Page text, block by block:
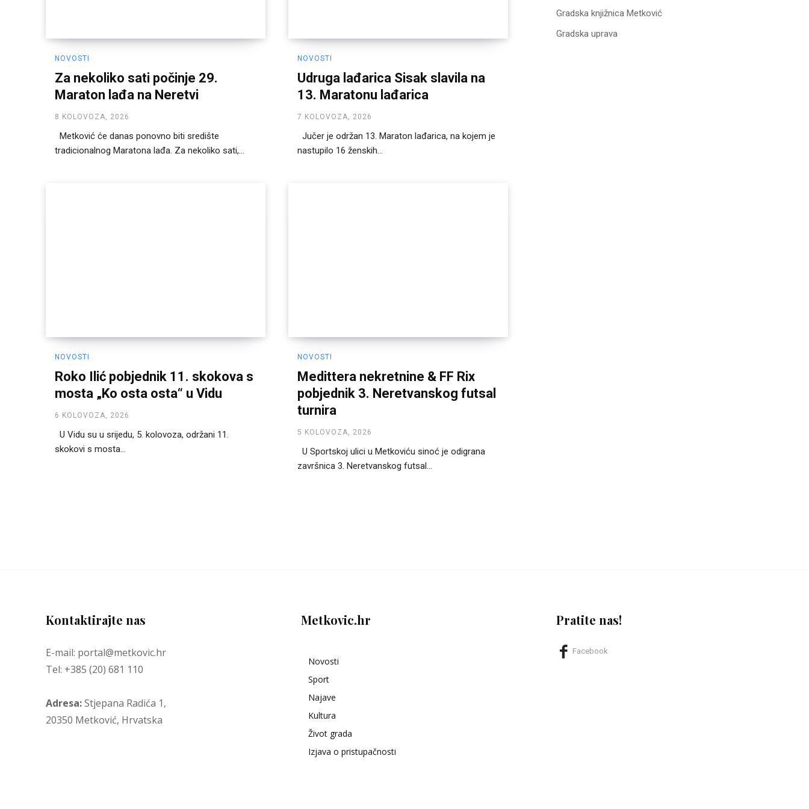
NOVOSTI
Za nekoliko sati počinje 29.
Maraton lađa na Neretvi
8 KOLOVOZA, 2026
Metković će danas ponovno biti središte
tradicionalnog Maratona lađa. Za nekoliko sati,...
NOVOSTI
Udruga lađarica Sisak slavila na
13. Maratonu lađarica
7 KOLOVOZA, 2026
Jučer je održan 13. Maraton lađarica, na kojem je
nastupilo 16 ženskih...
NOVOSTI
Roko Ilić pobjednik 11. skokova s
mosta „Ko osta osta“ u Vidu
6 KOLOVOZA, 2026
U Vidu su u srijedu, 5. kolovoza, održani 11.
skokovi s mosta...
NOVOSTI
Medittera nekretnine & FF Rix
pobjednik 3. Neretvanskog futsal
turnira
5 KOLOVOZA, 2026
U Sportskoj ulici u Metkoviću sinoć je odigrana
završnica 3. Neretvanskog futsal...
Gradska knjižnica Metković
Gradska uprava
Kontaktirajte nas
E-mail: portal@metkovic.hr
Tel: +385 (20) 681 110
Adresa:Stjepana Radića 1,
20350 Metković, Hrvatska
Metkovic.hr
Novosti
Sport
Najave
Kultura
Život grada
Izjava o pristupačnosti
Pratite nas!
Facebook